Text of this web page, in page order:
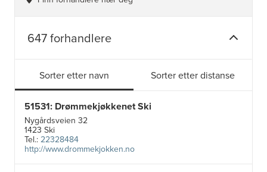
647 forhandlere
Sorter etter navn Sorter etter distanse
51531: Drømmekjøkkenet Ski
Nygårdsveien 32
1423 Ski
Tel.:22328484
http://www.drommekjokken.no